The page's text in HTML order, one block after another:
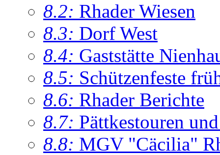
8.2: Rhader Wiesen
8.3: Dorf West
8.4: Gaststätte
8.5: Schützenfeste
8.6: Rhader Berichte
8.7: Pättkestouren
8.8: MGV "Cäcilia"